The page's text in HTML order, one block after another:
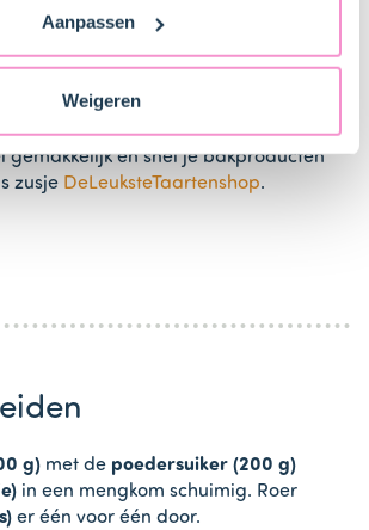
en partners in de Verenigde
elk moment van gedachten
Aanpassen
Weigeren
gemakkelijk en snel je bakproducten
zusje DeLeuksteTaartenshop.
g) met de poedersuiker (200 g)
in een mengkom schuimig. Roer
er één voor één door.